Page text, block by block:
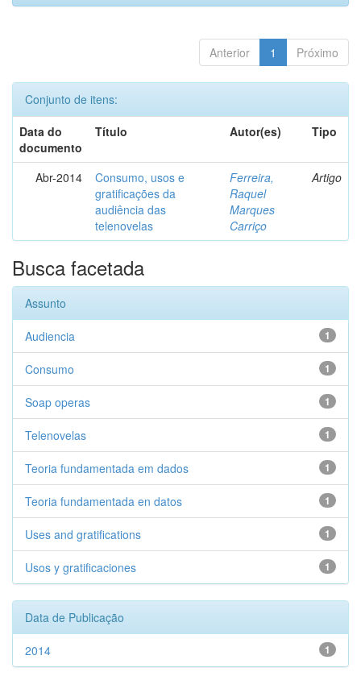
Anterior 1 Próximo
Conjunto de itens:
Data do
documento
Título Autor(es) Tipo
Abr-2014
Consumo, usos e
gratificações da
audiência das
telenovelas
Ferreira,
Raquel
Marques
Carriço
Artigo
Busca facetada
Assunto
1
Audiencia
1
Consumo
1
Soap operas
1
Telenovelas
1
Teoria fundamentada em dados
1
Teoria fundamentada en datos
1
Uses and gratifications
1
Usos y gratificaciones
Data de Publicação
1
2014